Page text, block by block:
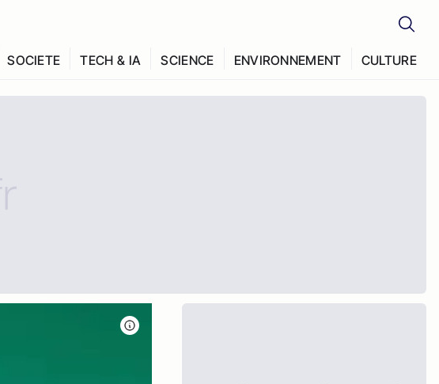
SOCIETE TECH & IA SCIENCE ENVIRONNEMENT CULTURE